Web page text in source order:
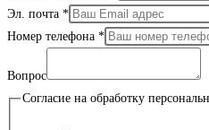
Эл. почта *
Номер телефона *
Вопрос
Согласие на обработку